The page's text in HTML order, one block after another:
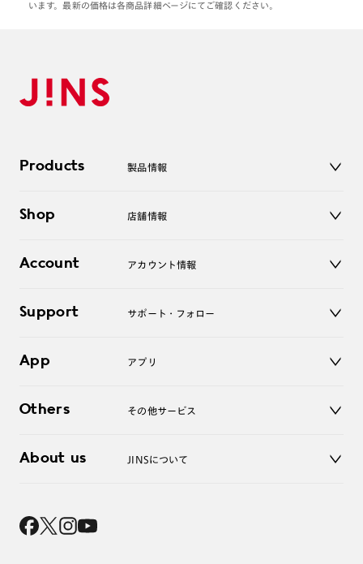
います。最新の価格は各商品詳細ページにてご確認ください。
Products 製品情報
サングラス
コンタクトレンズ
アクセサリー
Shop 店舗情報
オンラインショップ
Account アカウント情報
ログアウト
Support サポート・フォロー
よくあるご質問
お問い合わせ
App アプリ
Others その他サービス
レンズ交換
About us JINSについて
採用情報